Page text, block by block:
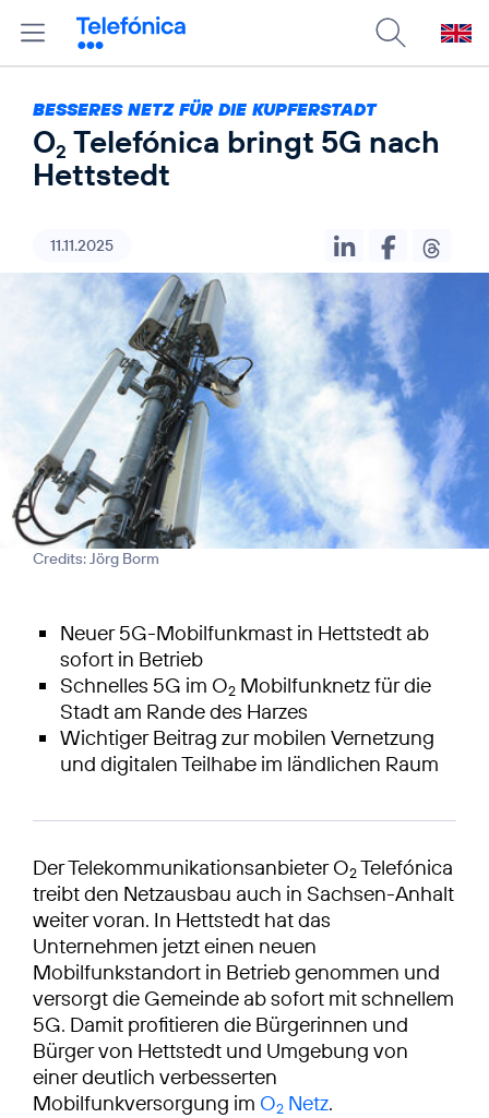
BESSERES NETZ FÜR DIE KUPFERSTADT
O2 Telefónica bringt 5G nach
Hettstedt
11.11.2025
Credits: Jörg Borm
Neuer 5G-Mobilfunkmast in Hettstedt ab
sofort in Betrieb
Schnelles 5G im O2 Mobilfunknetz für die
Stadt am Rande des Harzes
Wichtiger Beitrag zur mobilen Vernetzung
und digitalen Teilhabe im ländlichen Raum
Der Telekommunikationsanbieter O2Telefónica
treibt den Netzausbau auch in Sachsen-Anhalt
weiter voran. In Hettstedt hat das
Unternehmen jetzt einen neuen
Mobilfunkstandort in Betrieb genommen und
versorgt die Gemeinde ab sofort mit schnellem
5G. Damit profitieren die Bürgerinnen und
Bürger von Hettstedt und Umgebung von
einer deutlich verbesserten
Mobilfunkversorgung im O2 Netz.